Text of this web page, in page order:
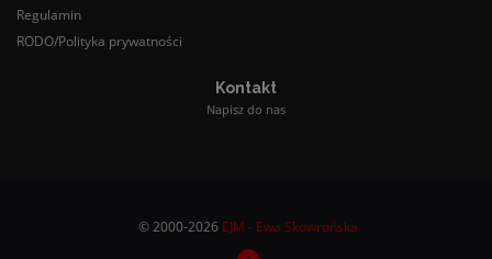
Regulamin
RODO/Polityka prywatności
Kontakt
Napisz do nas
© 2000-2026 EJM - Ewa Skowrońska